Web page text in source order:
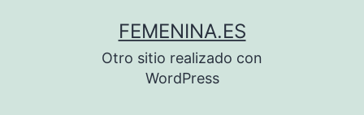
FEMENINA.ES
Otro sitio realizado con
WordPress